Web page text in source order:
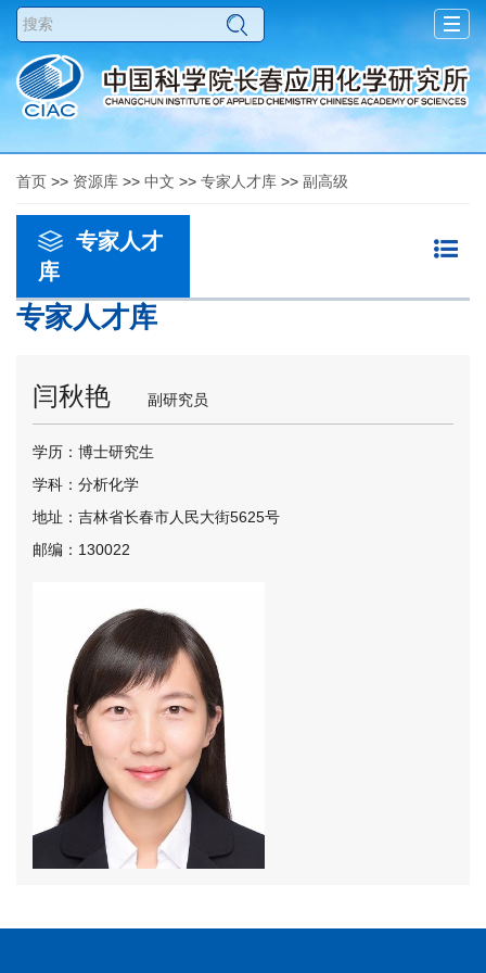
首页 >> 资源库 >> 中文 >> 专家人才库 >> 副高级
专家人才
库
专家人才库
闫秋艳 副研究员
学历：博士研究生
学科：分析化学
地址：吉林省长春市人民大街5625号
邮编：130022